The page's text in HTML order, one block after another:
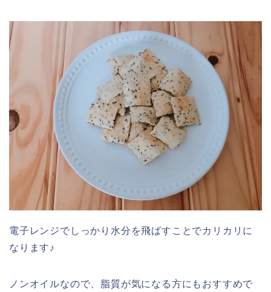
電子レンジでしっかり水分を飛ばすことでカリカリに
なります♪
ノンオイルなので、脂質が気になる方にもおすすめで